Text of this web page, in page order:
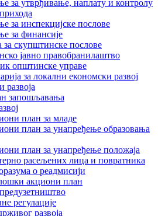
за утврђивање, наплату и контролу
за инспекцијске послове
за финансије
скупштинске послове
јавно правобранилаштво
општинске управе
за локални економски развој
развоја
запошљавања
план за младе
план за унапређење образовања
план за унапређење положаја
расељених лица и повратника
о реадмисији
акциони план
регулације
развоја